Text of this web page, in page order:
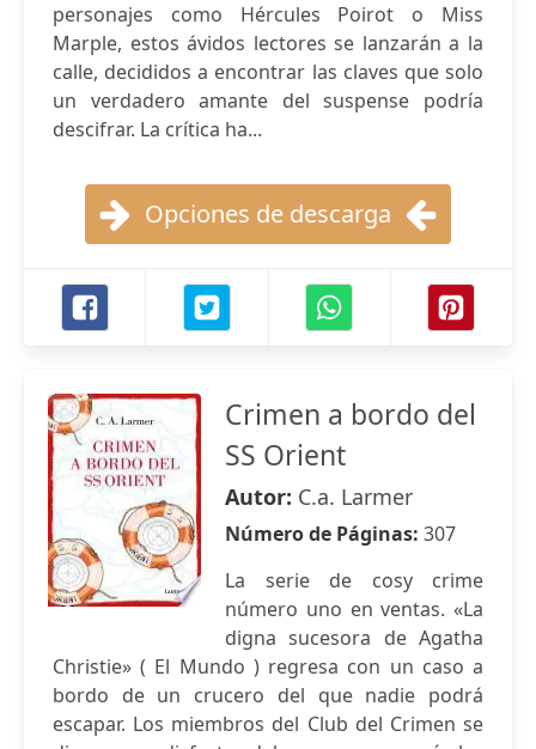
personajes como Hércules Poirot o Miss
Marple, estos ávidos lectores se lanzarán a la
calle, decididos a encontrar las claves que solo
un verdadero amante del suspense podría
descifrar. La crítica ha...
Opciones de descarga
Crimen a bordo del
SS Orient
Autor: C.a. Larmer
Número de Páginas: 307
La serie de cosy crime
número uno en ventas. «La
digna sucesora de Agatha
Christie» ( El Mundo ) regresa con un caso a
bordo de un crucero del que nadie podrá
escapar. Los miembros del Club del Crimen se